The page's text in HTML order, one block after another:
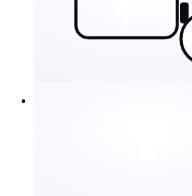
Batería siete veces más
hasta 6 meses de autonomía
localización.
Colóquelo en octubre,
1 posición por segundo.
Live tracking GPS de hasta 1